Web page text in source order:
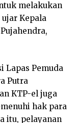
melakukan
ujar Kepala
Lapas Pemuda
Putra
KTP-el juga
hak para
itu, pelayanan